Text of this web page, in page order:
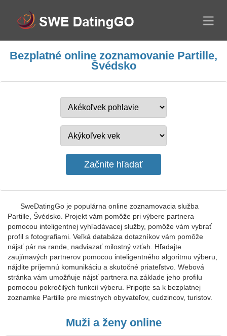
Bezplatné online zoznamovanie Partille,
Švédsko
SweDatingGo je populárna online zoznamovacia služba
Partille, Švédsko. Projekt vám pomôže pri výbere partnera
pomocou inteligentnej vyhľadávacej služby, pomôže vám vybrať
profil s fotografiami. Veľká databáza dotazníkov vám pomôže
nájsť pár na rande, nadviazať milostný vzťah. Hľadajte
zaujímavých partnerov pomocou inteligentného algoritmu výberu,
nájdite príjemnú komunikáciu a skutočné priateľstvo. Webová
stránka vám umožňuje nájsť partnera na základe jeho profilu
pomocou pokročilých funkcií výberu. Pripojte sa k bezplatnej
zoznamke Partille pre miestnych obyvateľov, cudzincov, turistov.
Muži a ženy online